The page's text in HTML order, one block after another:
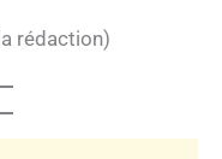
rédaction)